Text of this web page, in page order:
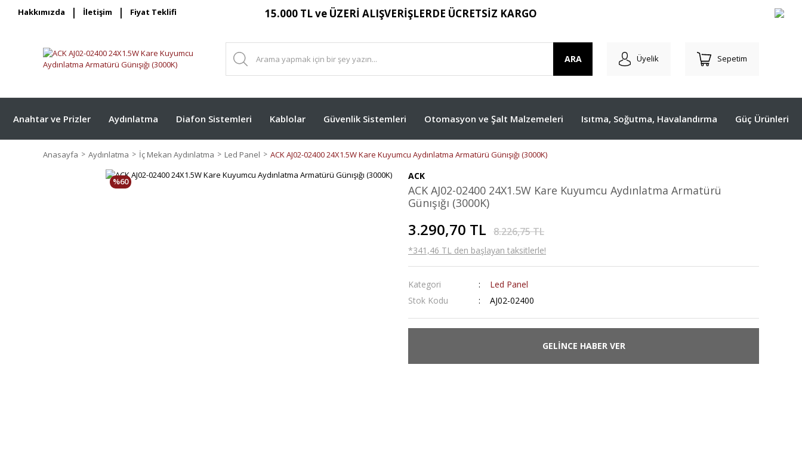
Hakkımızda İletişim Fiyat Teklifi 15.000 TL ve ÜZERİ ALIŞVERİŞLERDE ÜCRETSİZ KARGO
ARA Üyelik Sepetim
Anahtar ve Prizler Aydınlatma Diafon Sistemleri Kablolar Güvenlik Sistemleri Otomasyon ve Şalt Malzemeleri Isıtma, Soğutma, Havalandırma Güç Ürünleri
Anasayfa Aydınlatma İç Mekan Aydınlatma Led Panel ACK AJ02-02400 24X1.5W Kare Kuyumcu Aydınlatma Armatürü Günışığı (3000K)
%60
ACK
ACK AJ02-02400 24X1.5W Kare Kuyumcu Aydınlatma Armatürü
Günışığı (3000K)
3.290,70 TL 8.226,75 TL
*341,46 TL den başlayan taksitlerle!
Kategori
Led Panel
Stok Kodu
AJ02-02400
GELİNCE HABER VER